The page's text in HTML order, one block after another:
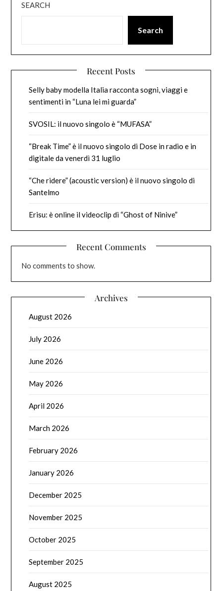
SEARCH
Search
Recent Posts
Selly baby modella Italia racconta sogni, viaggi e
sentimenti in “Luna lei mi guarda”
SVOSIL: il nuovo singolo è “MUFASA”
“Break Time” è il nuovo singolo di Dose in radio e in
digitale da venerdì 31 luglio
“Che ridere” (acoustic version) è il nuovo singolo di
Santelmo
Erisu: è online il videoclip di “Ghost of Ninive”
Recent Comments
No comments to show.
Archives
August 2026
July 2026
June 2026
May 2026
April 2026
March 2026
February 2026
January 2026
December 2025
November 2025
October 2025
September 2025
August 2025